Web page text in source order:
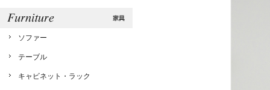
ソファー
テーブル
キャビネット・ラック